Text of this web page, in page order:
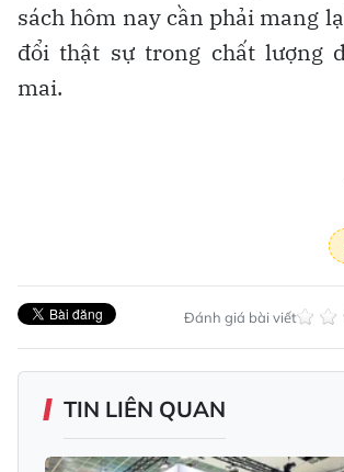
sách hôm nay cần phải mang
đổi thật sự trong chất lượng
mai.
Đánh giá bài viết
TIN LIÊN QUAN